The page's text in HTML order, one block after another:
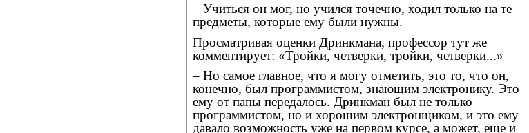
– Учиться он мог, но учился точечно, ходил только на те
предметы, которые ему были нужны.
Просматривая оценки Дринкмана, профессор тут же
комментирует: «Тройки, четверки, тройки, четверки...»
– Но самое главное, что я могу отметить, это то, что он,
конечно, был программистом, знающим электронику. Это
ему от папы передалось. Дринкман был не только
программистом, но и хорошим электронщиком, и это ему
давало возможность уже на первом курсе, а может, еще и